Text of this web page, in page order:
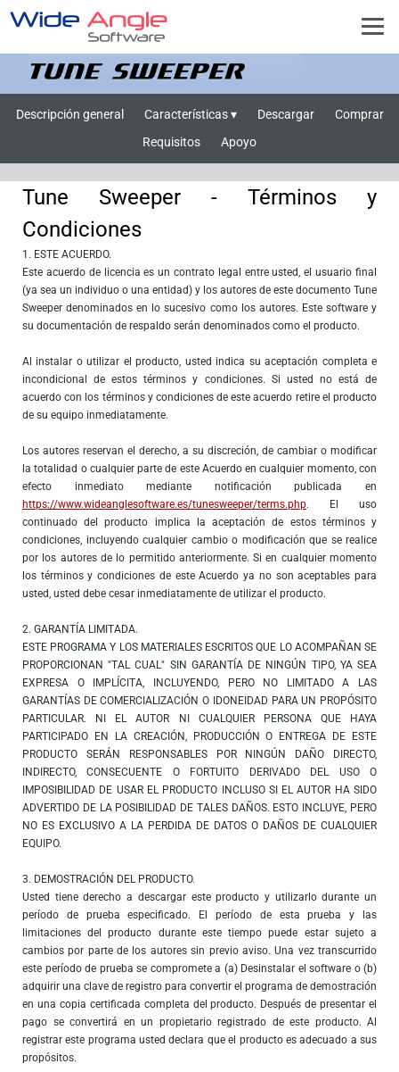
Descripción general Características ▾ Descargar
Comprar
Requisitos
Apoyo
Tune Sweeper - Términos y
Condiciones
1. ESTE ACUERDO.
Este acuerdo de licencia es un contrato legal entre usted, el usuario final
(ya sea un individuo o una entidad) y los autores de este documento Tune
Sweeper denominados en lo sucesivo como los autores. Este software y
su documentación de respaldo serán denominados como el producto.
Al instalar o utilizar el producto, usted indica su aceptación completa e
incondicional de estos términos y condiciones. Si usted no está de
acuerdo con los términos y condiciones de este acuerdo retire el producto
de su equipo inmediatamente.
Los autores reservan el derecho, a su discreción, de cambiar o modificar
la totalidad o cualquier parte de este Acuerdo en cualquier momento, con
efecto inmediato mediante notificación publicada en
https://www.wideanglesoftware.es/tunesweeper/terms.php. El uso
continuado del producto implica la aceptación de estos términos y
condiciones, incluyendo cualquier cambio o modificación que se realice
por los autores de lo permitido anteriormente. Si en cualquier momento
los términos y condiciones de este Acuerdo ya no son aceptables para
usted, usted debe cesar inmediatamente de utilizar el producto.
2. GARANTÍA LIMITADA.
ESTE PROGRAMA Y LOS MATERIALES ESCRITOS QUE LO ACOMPAÑAN SE
PROPORCIONAN "TAL CUAL" SIN GARANTÍA DE NINGÚN TIPO, YA SEA
EXPRESA O IMPLÍCITA, INCLUYENDO, PERO NO LIMITADO A LAS
GARANTÍAS DE COMERCIALIZACIÓN O IDONEIDAD PARA UN PROPÓSITO
PARTICULAR. NI EL AUTOR NI CUALQUIER PERSONA QUE HAYA
PARTICIPADO EN LA CREACIÓN, PRODUCCIÓN O ENTREGA DE ESTE
PRODUCTO SERÁN RESPONSABLES POR NINGÚN DAÑO DIRECTO,
INDIRECTO, CONSECUENTE O FORTUITO DERIVADO DEL USO O
IMPOSIBILIDAD DE USAR EL PRODUCTO INCLUSO SI EL AUTOR HA SIDO
ADVERTIDO DE LA POSIBILIDAD DE TALES DAÑOS. ESTO INCLUYE, PERO
NO ES EXCLUSIVO A LA PERDIDA DE DATOS O DAÑOS DE CUALQUIER
EQUIPO.
3. DEMOSTRACIÓN DEL PRODUCTO.
Usted tiene derecho a descargar este producto y utilizarlo durante un
período de prueba especificado. El período de esta prueba y las
limitaciones del producto durante este tiempo puede estar sujeto a
cambios por parte de los autores sin previo aviso. Una vez transcurrido
este período de prueba se compromete a (a) Desinstalar el software o (b)
adquirir una clave de registro para convertir el programa de demostración
en una copia certificada completa del producto. Después de presentar el
pago se convertirá en un propietario registrado de este producto. Al
registrar este programa usted declara que el producto es adecuado a sus
propósitos.